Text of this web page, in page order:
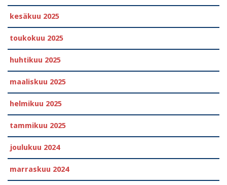
kesäkuu 2025
toukokuu 2025
huhtikuu 2025
maaliskuu 2025
helmikuu 2025
tammikuu 2025
joulukuu 2024
marraskuu 2024